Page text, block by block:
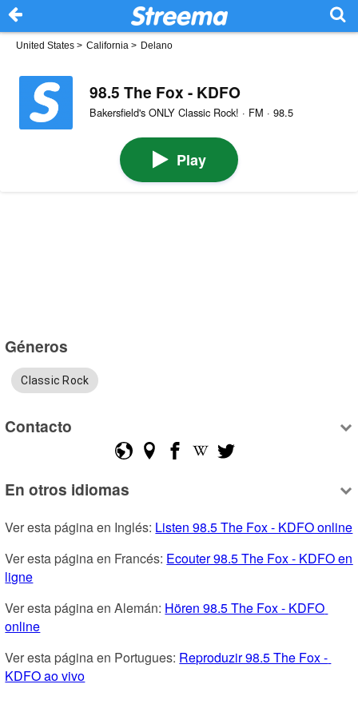
United States > California > Delano
98.5 The Fox - KDFO
Bakersfield's ONLY Classic Rock! · FM · 98.5
Play
Géneros
Classic Rock
Contacto
En otros idiomas
Ver esta página en Inglés: Listen 98.5 The Fox - KDFO online
Ver esta página en Francés: Ecouter 98.5 The Fox - KDFO en
ligne
Ver esta página en Alemán: Hören 98.5 The Fox - KDFO
online
Ver esta página en Portugues: Reproduzir 98.5 The Fox -
KDFO ao vivo